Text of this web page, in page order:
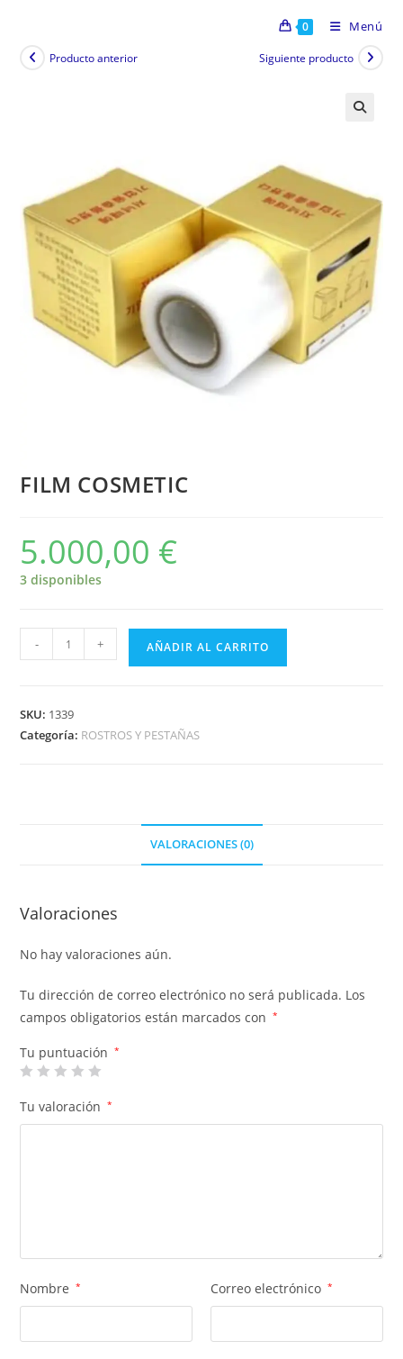
0 Menú
Producto anterior Siguiente producto
FILM COSMETIC
5.000,00 €
3 disponibles
- + AÑADIR AL CARRITO
SKU: 1339
Categoría: ROSTROS Y PESTAÑAS
VALORACIONES (0)
Valoraciones
No hay valoraciones aún.
Tu dirección de correo electrónico no será publicada. Los
campos obligatorios están marcados con
*
Tu puntuación *
Tu valoración *
Nombre * Correo electrónico *